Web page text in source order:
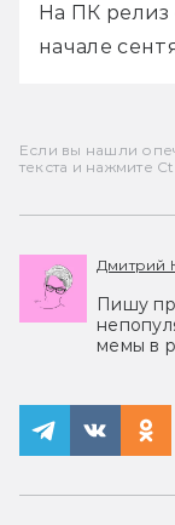
На ПК релиз
начале
Если вы нашли
текста и нажмите
Дмитрий
Пишу
мемы в